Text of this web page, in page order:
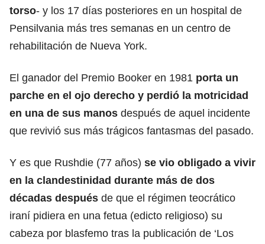
torso- y los 17 días posteriores en un hospital de
Pensilvania más tres semanas en un centro de
rehabilitación de Nueva York.
El ganador del Premio Booker en 1981 porta un
parche en el ojo derecho y perdió la motricidad
en una de sus manos después de aquel incidente
que revivió sus más trágicos fantasmas del pasado.
Y es que Rushdie (77 años) se vio obligado a vivir
en la clandestinidad durante más de dos
décadas después de que el régimen teocrático
iraní pidiera en una fetua (edicto religioso) su
cabeza por blasfemo tras la publicación de ‘Los